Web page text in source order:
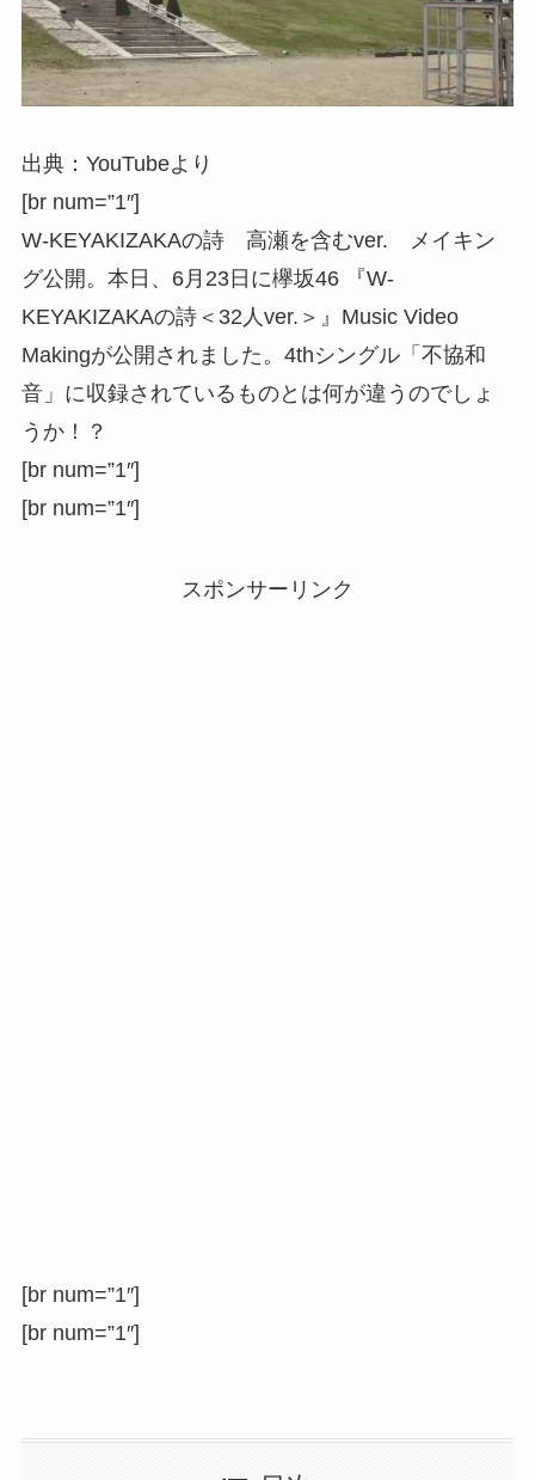
出典：YouTubeより
[br num=”1″]
W-KEYAKIZAKAの詩 高瀬を含むver. メイキン
グ公開。本日、6月23日に欅坂46 『W-
KEYAKIZAKAの詩＜32人ver.＞』Music Video
Makingが公開されました。4thシングル「不協和
音」に収録されているものとは何が違うのでしょ
うか！？
[br num=”1″]
[br num=”1″]
スポンサーリンク
[br num=”1″]
[br num=”1″]